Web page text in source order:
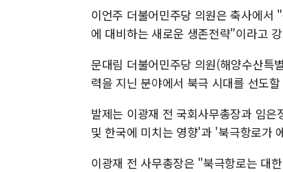
이언주 더불어민주당 의원은 축사에서
에 대비하는 새로운 생존전략"이라고
문대림 더불어민주당 의원(해양수산특
력을 지닌 분야에서 북극 시대를 선도
발제는 이광재 전 국회사무총장과 임
및 한국에 미치는 영향'과 '북극항로가
이광재 전 사무총장은 "북극항로는 대